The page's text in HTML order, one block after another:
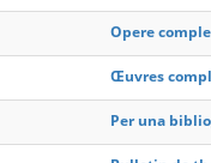
Opere
Œuvres
Per una